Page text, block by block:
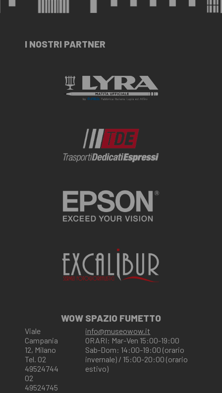
I NOSTRI PARTNER
WOW SPAZIO FUMETTO
Viale
Campania
12, Milano
Tel. 02
49524744
02
49524745
info@museowow.it
ORARI: Mar-Ven 15:00-19:00
Sab-Dom: 14:00-19:00 (orario
invernale) / 15:00-20:00 (orario
estivo)